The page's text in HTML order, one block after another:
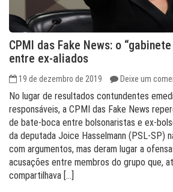
CPMI das Fake News: o
entre ex-aliados
19 de dezembro de 2019 Deixe um
No lugar de resultados contundentes
responsáveis, a CPMI das Fake News
de bate-boca entre bolsonaristas e ex-
da deputada Joice Hasselmann (PSL-SP)
com argumentos, mas deram lugar a
acusações entre membros do grupo que,
compartilhava […]